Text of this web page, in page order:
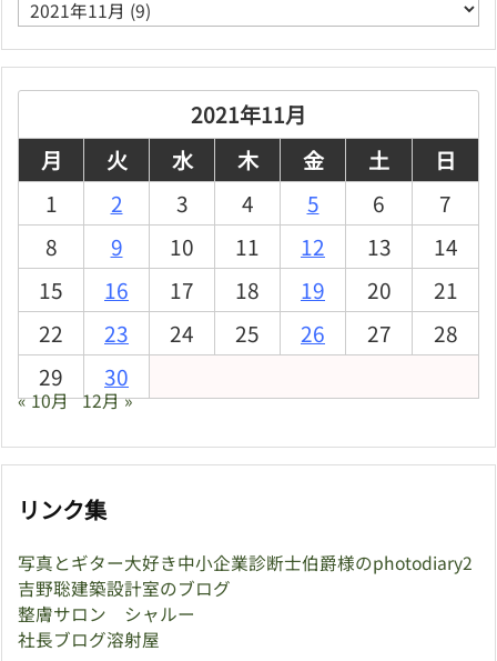
ー
カ
2021年11月
月
火 水 木 金 土
日
1
2 3 4 5 6
7
8
9 10 11 12 13
14
15
16 17 18 19 20
21
22
23 24 25 26 27
28
29
30
« 10月 12月 »
リンク集
写真とギター大好き中小企業診断士伯爵様のphotodiary2
吉野聡建築設計室のブログ
整膚サロン シャルー
社長ブログ溶射屋